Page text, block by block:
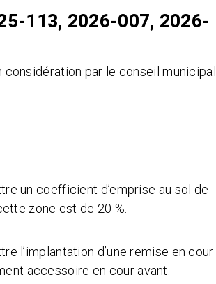
113, 2026-007, 2026-
par le conseil municipal
un coefficient d’emprise au sol de
zone est de 20 %.
l’implantation d’une remise en cour
accessoire en cour avant.